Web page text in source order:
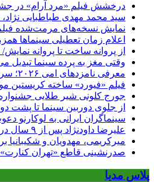
درخشش فیلم «مرد آرام» در جشنواره
سید محمد مهدی طباطبایی
نمایش نسخه‌های مرمت‌شده
اعلام زمان تعطیلی سینماها
از پروانه ساخت تا پروانه
وقتی مغز به پرده سینما تبدیل
معرفی نامزدهای امی ۲۰۲۶؛ سریال پزشکی «پیت» پیشتاز شد
فیلم «فیورد» ساخته کریستین
جورج کلونی شیر طلایی جشنواره فیلم ونیز
از جلوی دوربین سینما تا پشت
سینماگران ایرانی به لوکارنو
علیرضا داودنژاد پس از ۹ سال در تدارک «زوجه دیجیتال»
میرکریمی، مهدویان و
صدرنشینی قاطع «تهران کنارت» در گیشه هفته/ ۸۷
پلاس مدیا